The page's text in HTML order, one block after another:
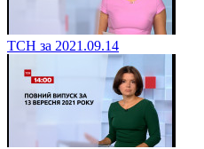
ТСН за 2021.09.14